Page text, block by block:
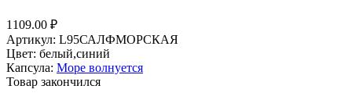
1109.00 ₽
Артикул: L95САЛФМОРСКАЯ
Цвет: белый,синий
Капсула: Море волнуется
Товар закончился